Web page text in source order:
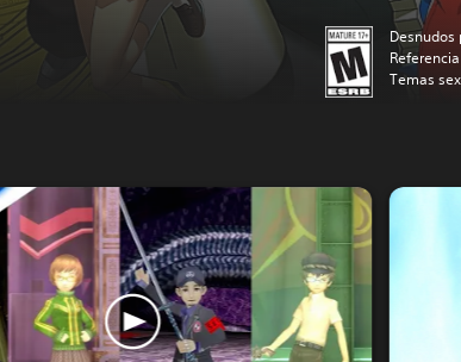
Desnudos
Temas